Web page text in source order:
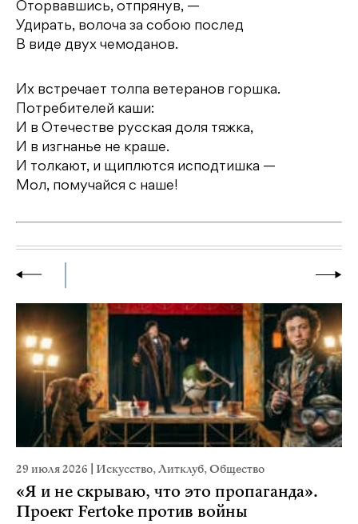
Оторвавшись, отпрянув, —
Удирать, волоча за собою послед
В виде двух чемоданов.
Их встречает толпа ветеранов горшка.
Потребителей каши:
И в Отечестве русская доля тяжка,
И в изгнанье не краше.
И толкают, и щиплются исподтишка —
Мол, помучайся с наше!
29 июля 2026 Искусство,Литклуб,Общество
«Я и не скрываю, что это пропаганда».
Проект Fertoke против войны